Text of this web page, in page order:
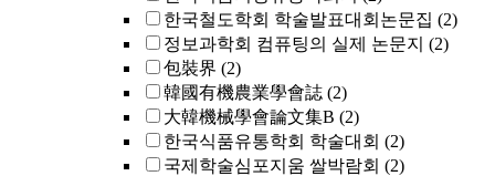
한국철도학회 학술발표대회논문집 (2)
정보과학회 컴퓨팅의 실제 논문지 (2)
包裝界 (2)
韓國有機農業學會誌 (2)
大韓機械學會論文集B (2)
한국식품유통학회 학술대회 (2)
국제학술심포지움 쌀박람회 (2)